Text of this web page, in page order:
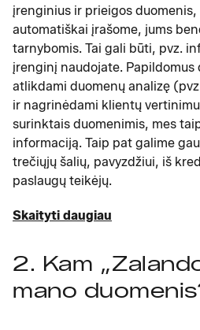
įrenginius ir prieigos duomenis,
automatiškai įrašome, jums
tarnybomis. Tai gali būti, pvz.
įrenginį naudojate. Papildomus
atlikdami duomenų analizę
ir nagrinėdami klientų
surinktais duomenimis, mes
informaciją. Taip pat galime
trečiųjų šalių, pavyzdžiui, iš
paslaugų teikėjų.
Skaityti daugiau
2. Kam
mano